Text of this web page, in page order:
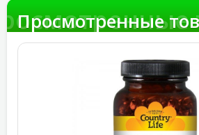
Просмотренные